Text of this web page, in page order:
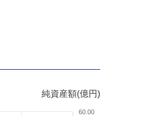
純資産額(億円)
60.00